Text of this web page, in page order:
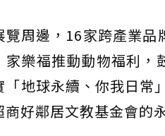
覽周邊，16家跨產業
家樂福推動動物福利
「地球永續、你我日常
商好鄰居文教基金會的